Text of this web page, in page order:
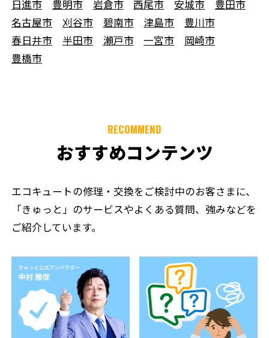
日進市
豊明市 岩倉市 西尾市 安城市
豊田市
名古屋市
刈谷市 碧南市 津島市
豊川市
春日井市
半田市 瀬戸市 一宮市
岡崎市
豊橋市
RECOMMEND
おすすめコンテンツ
エコキュートの修理・交換をご検討中のお客さまに、
「きゅっと」のサービスやよくある質問、強みなどを
ご紹介しています。